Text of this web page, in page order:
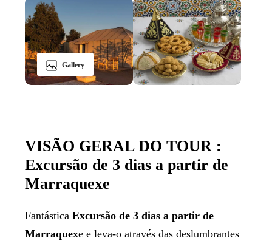
Gallery
VISÃO GERAL DO TOUR :
Excursão de 3 dias a partir de
Marraquexe
Fantástica Excursão de 3 dias a partir de
Marraquexe e leva-o através das deslumbrantes